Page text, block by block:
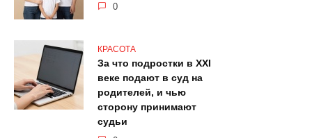
0
КРАСОТА
За что подростки в XXI
веке подают в суд на
родителей, и чью
сторону принимают
судьи